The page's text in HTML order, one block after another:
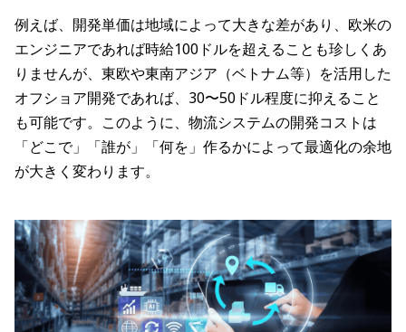
例えば、開発単価は地域によって大きな差があり、欧米の
エンジニアであれば時給100ドルを超えることも珍しくあ
りませんが、東欧や東南アジア（ベトナム等）を活用した
オフショア開発であれば、30〜50ドル程度に抑えること
も可能です。このように、物流システムの開発コストは
「どこで」「誰が」「何を」作るかによって最適化の余地
が大きく変わります。